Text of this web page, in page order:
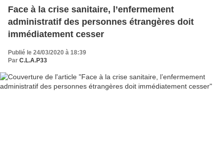
Face à la crise sanitaire, l’enfermement
administratif des personnes étrangères doit
immédiatement cesser
Publié le 24/03/2020 à 18:39
Par C.L.A.P33